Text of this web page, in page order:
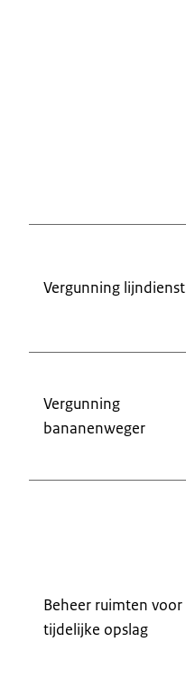
Vergunning lijndienst
Vergunning
bananenweger
Beheer ruimten voor
tijdelijke opslag